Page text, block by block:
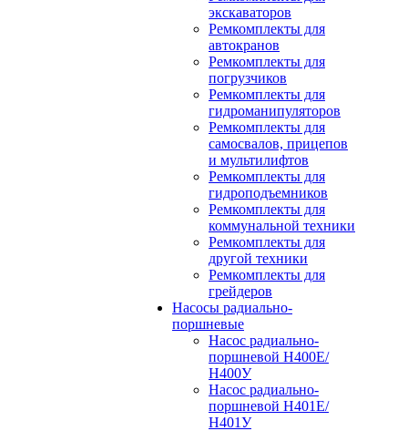
экскаваторов
Ремкомплекты для
автокранов
Ремкомплекты для
погрузчиков
Ремкомплекты для
гидроманипуляторов
Ремкомплекты для
самосвалов, прицепов
и мультилифтов
Ремкомплекты для
гидроподъемников
Ремкомплекты для
коммунальной техники
Ремкомплекты для
другой техники
Ремкомплекты для
грейдеров
Насосы радиально-
поршневые
Насос радиально-
поршневой Н400Е/
Н400У
Насос радиально-
поршневой Н401Е/
Н401У